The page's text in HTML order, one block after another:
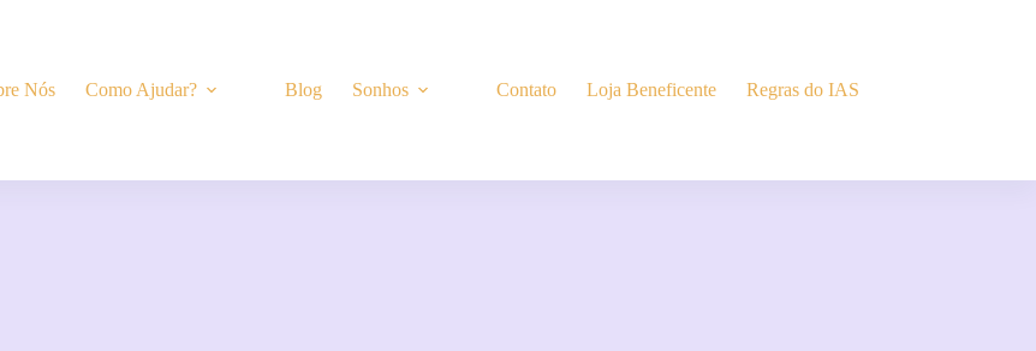
Nós Como Ajudar? Blog Sonhos Contato Loja Beneficente Regras do IAS